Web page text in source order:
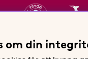
om din